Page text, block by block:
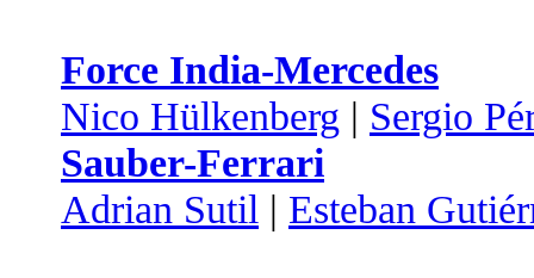
Force India-Mercedes
Nico Hülkenberg | Sergio
Sauber-Ferrari
Adrian Sutil | Esteban